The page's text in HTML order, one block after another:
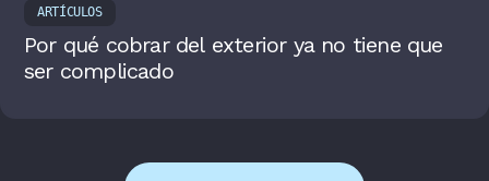
ARTÍCULOS
Por qué cobrar del exterior ya no tiene que
ser complicado